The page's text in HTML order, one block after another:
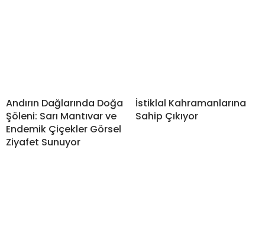
Andırın Dağlarında Doğa
Şöleni: Sarı Mantıvar ve
Endemik Çiçekler Görsel
Ziyafet Sunuyor
İstiklal Kahramanlarına
Sahip Çıkıyor